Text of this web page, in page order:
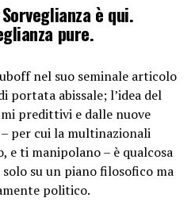
è qui.
pure.
nel suo seminale articolo
portata abissale; l’idea del
predittivi e dalle nuove
per cui la multinazionali
e ti manipolano – è qualcosa
su un piano filosofico ma
politico.